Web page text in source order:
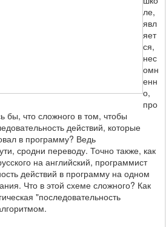
ле,
явл
яет
ся,
нес
омн
енн
о,
про
бы, что сложного в том, чтобы
действий, которые
в программу? Ведь
сродни переводу. Точно также, как
на английский, программист
действий в программу на одном
Что в этой схеме сложного? Как
"последовательность